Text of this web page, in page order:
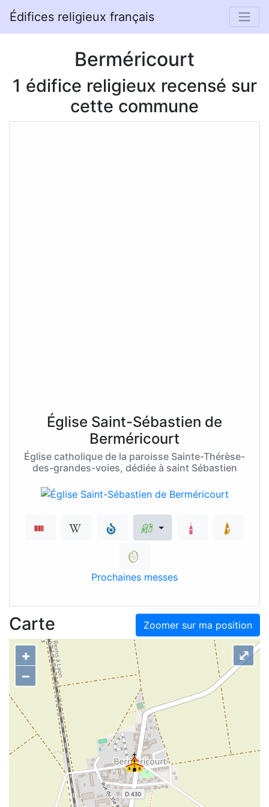
Édifices religieux français
Berméricourt
1 édifice religieux recensé sur
cette commune
Église Saint-Sébastien de
Berméricourt
Église catholique de la paroisse Sainte-Thérèse-
des-grandes-voies, dédiée à saint Sébastien
Prochaines messes
Zoomer sur ma position
Carte
+
–
⤢